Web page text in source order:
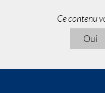
Ce contenu
Oui